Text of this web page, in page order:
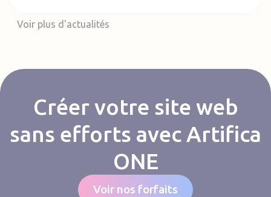
Voir plus d'actualités
Créer votre site web
sans efforts avec Artifica
ONE
Voir nos forfaits